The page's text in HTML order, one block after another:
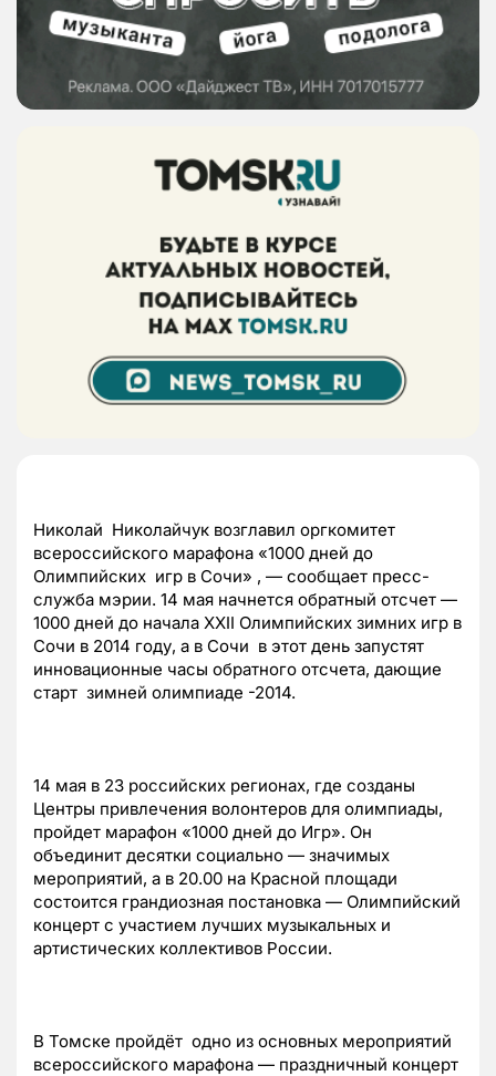
Николай Николайчук возглавил оргкомитет
всероссийского марафона «1000 дней до
Олимпийских игр в Сочи» , — сообщает пресс-
служба мэрии. 14 мая начнется обратный отсчет —
1000 дней до начала XXII Олимпийских зимних игр в
Сочи в 2014 году, а в Сочи в этот день запустят
инновационные часы обратного отсчета, дающие
старт зимней олимпиаде -2014.
14 мая в 23 российских регионах, где созданы
Центры привлечения волонтеров для олимпиады,
пройдет марафон «1000 дней до Игр». Он
объединит десятки социально — значимых
мероприятий, а в 20.00 на Красной площади
состоится грандиозная постановка — Олимпийский
концерт с участием лучших музыкальных и
артистических коллективов России.
В Томске пройдёт одно из основных мероприятий
всероссийского марафона — праздничный концерт